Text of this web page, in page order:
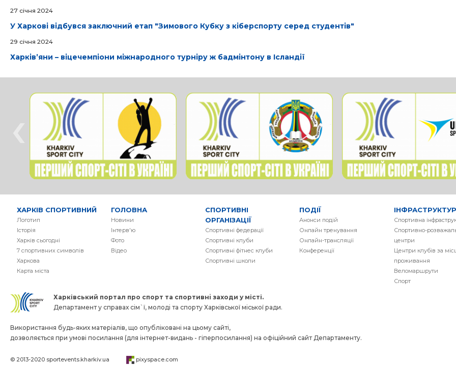
27 cічня 2024
У Харкові відбувся заключний етап "Зимового Кубку з кіберспорту серед студентів"
29 cічня 2024
Харківʼяни – віцечемпіони міжнародного турніру ж бадмінтону в Ісландії
ХАРКІВ СПОРТИВНИЙ
Логотип
Історія
Харків сьогодні
7 спортивних символів
Харкова
Карта міста
ГОЛОВНА
Новини
Інтерв'ю
Фото
Вiдео
СПОРТИВНІ
ОРГАНІЗАЦІЇ
Спортивні федерації
Спортивні клуби
Спортивні фітнес клуби
Спортивні школи
ПОДІЇ
Анонси подій
Онлайн тренування
Онлайн-трансляції
Конференції
Спортивна
Спортивно-
центри
Центри клубів за
проживання
Веломаршрути
Спорт
Харківський портал про спорт та спортивнi заходи у місті.
Департамент у справах сім`ї, молоді та спорту Харківської міської ради.
Використання будь-яких матеріалів, що опубліковані на цьому сайті,
дозволяється при умові посилання (для інтернет-видань - гіперпосилання) на офіційний сайт Департаменту.
© 2013-2020 sportevents.kharkiv.ua pixyspace.com